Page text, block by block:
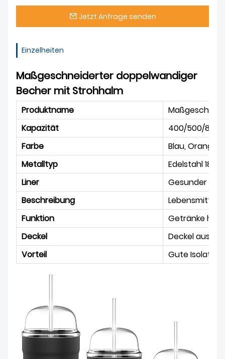
Jetzt Anfrage senden
Einzelheiten
Maßgeschneiderter doppelwandiger
Becher mit Strohhalm
Produktname
Kapazität
400/500/800
Farbe
Blau, Orange,
Metalltyp
Edelstahl 18/8
Liner
Gesunder
Beschreibung
Funktion
Getränke
Deckel
Deckel aus
Vorteil
Gute